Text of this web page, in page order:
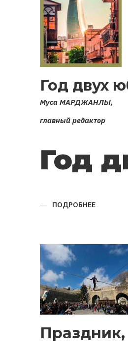
Год двух
Муса МАРДЖАНЛЫ,
главный редактор
Год
ПОДРОБНЕЕ
Праздник,